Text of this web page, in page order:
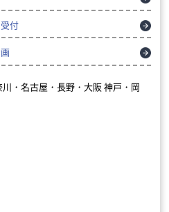
付
川・名古屋・長野・大阪神戸・岡